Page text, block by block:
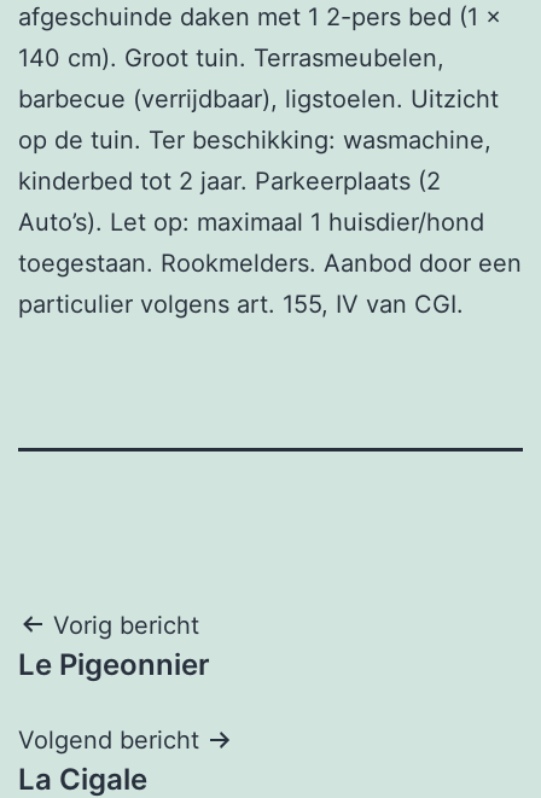
afgeschuinde daken met 1 2-pers bed (1 x
140 cm). Groot tuin. Terrasmeubelen,
barbecue (verrijdbaar), ligstoelen. Uitzicht
op de tuin. Ter beschikking: wasmachine,
kinderbed tot 2 jaar. Parkeerplaats (2
Auto’s). Let op: maximaal 1 huisdier/hond
toegestaan. Rookmelders. Aanbod door een
particulier volgens art. 155, IV van CGI.
Bericht
navigatie
Vorig bericht
Le Pigeonnier
Volgend bericht
La Cigale